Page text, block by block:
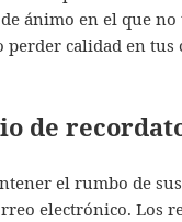
ánimo en el que
perder calidad en
de
el rumbo de
electrónico. Los